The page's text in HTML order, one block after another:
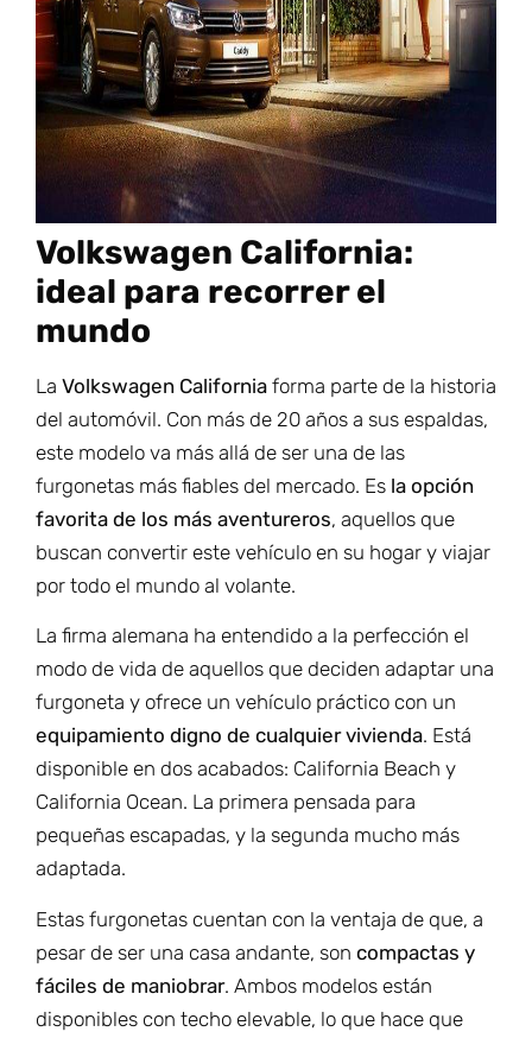
Volkswagen California:
ideal para recorrer el
mundo
La Volkswagen California forma parte de la historia
del automóvil. Con más de 20 años a sus espaldas,
este modelo va más allá de ser una de las
furgonetas más fiables del mercado. Es la opción
favorita de los más aventureros, aquellos que
buscan convertir este vehículo en su hogar y viajar
por todo el mundo al volante.
La firma alemana ha entendido a la perfección el
modo de vida de aquellos que deciden adaptar una
furgoneta y ofrece un vehículo práctico con un
equipamiento digno de cualquier vivienda. Está
disponible en dos acabados: California Beach y
California Ocean. La primera pensada para
pequeñas escapadas, y la segunda mucho más
adaptada.
Estas furgonetas cuentan con la ventaja de que, a
pesar de ser una casa andante, son compactas y
fáciles de maniobrar. Ambos modelos están
disponibles con techo elevable, lo que hace que